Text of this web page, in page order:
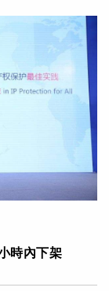
時內下架